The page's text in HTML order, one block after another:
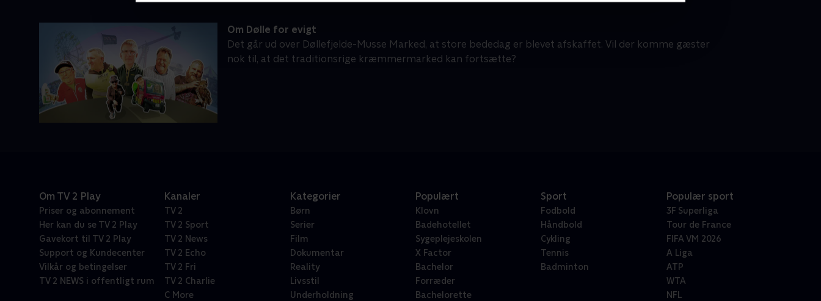
Om Dølle for evigt
Det går ud over Døllefjelde-Musse Marked, at store bededag er blevet afskaffet. Vil der komme gæster
nok til, at det traditionsrige kræmmermarked kan fortsætte?
Om TV 2 Play
Priser og abonnement
Her kan du se TV 2 Play
Gavekort til TV 2 Play
Support og Kundecenter
Vilkår og betingelser
TV 2 NEWS i offentligt rum
Kanaler
TV 2
TV 2 Sport
TV 2 News
TV 2 Echo
TV 2 Fri
TV 2 Charlie
C More
Kategorier
Børn
Serier
Film
Dokumentar
Reality
Livsstil
Underholdning
Populært
Klovn
Badehotellet
Sygeplejeskolen
X Factor
Bachelor
Forræder
Bachelorette
Sport
Fodbold
Håndbold
Cykling
Tennis
Badminton
Populær sport
3F Superliga
Tour de France
FIFA VM 2026
A Liga
ATP
WTA
NFL